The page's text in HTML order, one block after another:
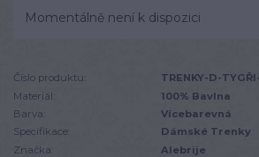
Momentálně není k dispozici
Číslo produktu:
TRENKY-D-
Materiál:
100% Bavlna
Barva:
Vícebarevná
Specifikace:
Dámské Trenky
Značka:
Alebrije